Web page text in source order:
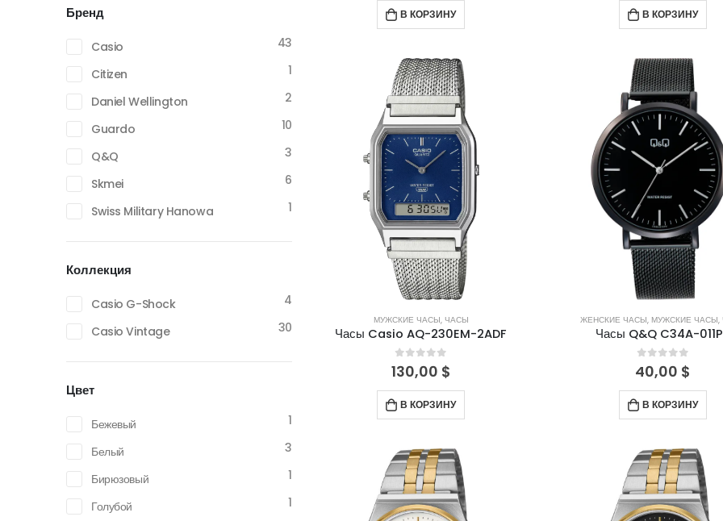
В КОРЗИНУ В КОРЗИНУ
МУЖСКИЕ ЧАСЫ, ЧАСЫ
Часы Casio AQ-230EM-2ADF
0out of 5
130,00 $
В КОРЗИНУ
ЖЕНСКИЕ ЧАСЫ, МУЖСКИЕ ЧАСЫ,
Часы Q&Q C34A-
0 out of 5
40,00 $
В КОРЗИНУ
Бренд
Casio
43
Citizen
1
Daniel Wellington
2
Guardo
10
Q&Q
3
Skmei
6
Swiss Military Hanowa
1
Коллекция
Casio G-Shock
4
Casio Vintage
30
Цвет
Бежевый
1
Белый
3
Бирюзовый
1
Голубой
1